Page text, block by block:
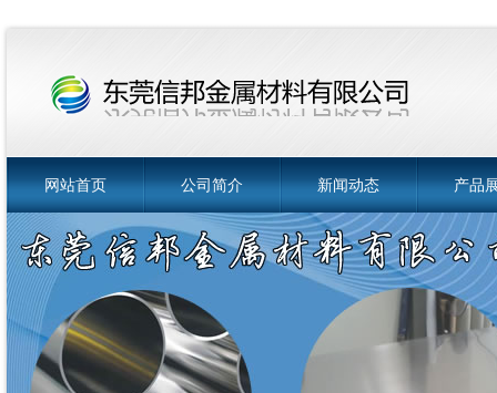
网站首页 公司简介 新闻动态 产品